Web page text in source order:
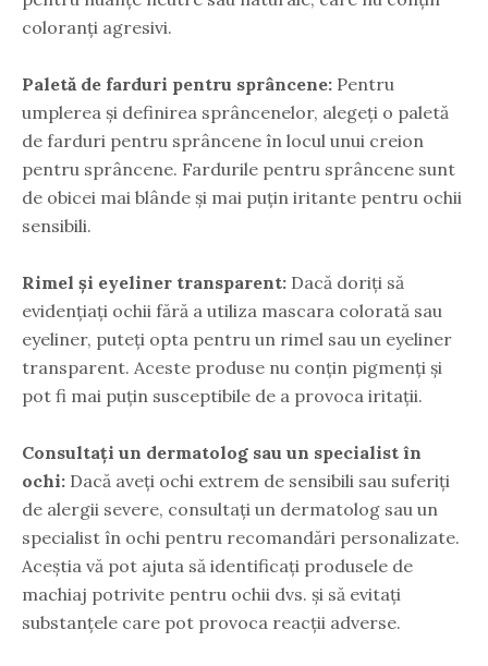
coloranți agresivi.
Paletă de farduri pentru sprâncene: Pentru
umplerea și definirea sprâncenelor, alegeți o paletă
de farduri pentru sprâncene în locul unui creion
pentru sprâncene. Fardurile pentru sprâncene sunt
de obicei mai blânde și mai puțin iritante pentru ochii
sensibili.
Rimel și eyeliner transparent: Dacă doriți să
evidențiați ochii fără a utiliza mascara colorată sau
eyeliner, puteți opta pentru un rimel sau un eyeliner
transparent. Aceste produse nu conțin pigmenți și
pot fi mai puțin susceptibile de a provoca iritații.
Consultați un dermatolog sau un specialist în
ochi: Dacă aveți ochi extrem de sensibili sau suferiți
de alergii severe, consultați un dermatolog sau un
specialist în ochi pentru recomandări personalizate.
Aceștia vă pot ajuta să identificați produsele de
machiaj potrivite pentru ochii dvs. și să evitați
substanțele care pot provoca reacții adverse.